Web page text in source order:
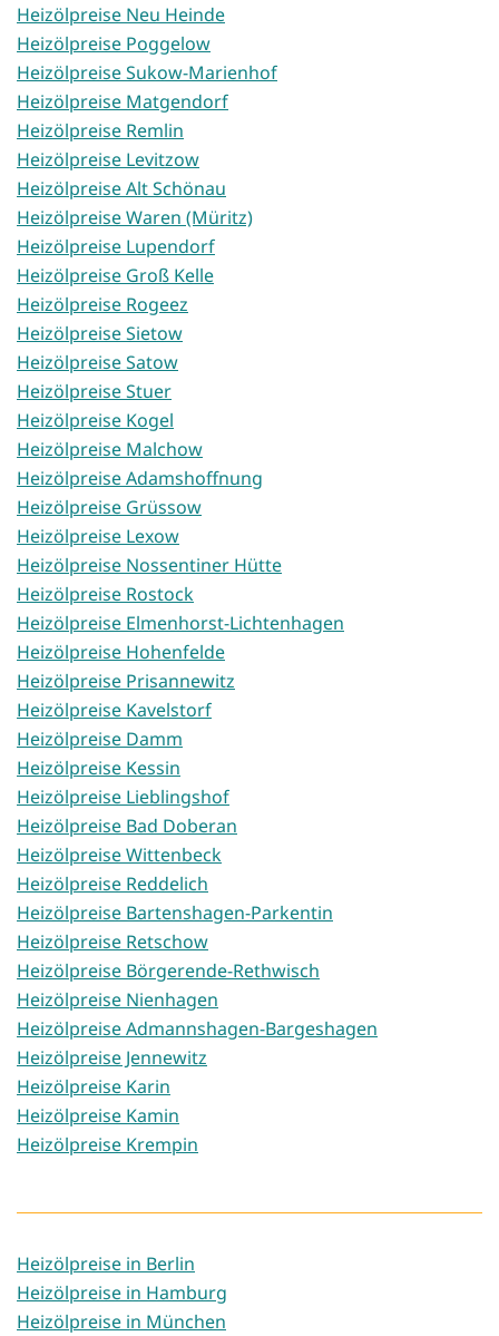
Heizölpreise Neu Heinde
Heizölpreise Poggelow
Heizölpreise Sukow-Marienhof
Heizölpreise Matgendorf
Heizölpreise Remlin
Heizölpreise Levitzow
Heizölpreise Alt Schönau
Heizölpreise Waren (Müritz)
Heizölpreise Lupendorf
Heizölpreise Groß Kelle
Heizölpreise Rogeez
Heizölpreise Sietow
Heizölpreise Satow
Heizölpreise Stuer
Heizölpreise Kogel
Heizölpreise Malchow
Heizölpreise Adamshoffnung
Heizölpreise Grüssow
Heizölpreise Lexow
Heizölpreise Nossentiner Hütte
Heizölpreise Rostock
Heizölpreise Elmenhorst-Lichtenhagen
Heizölpreise Hohenfelde
Heizölpreise Prisannewitz
Heizölpreise Kavelstorf
Heizölpreise Damm
Heizölpreise Kessin
Heizölpreise Lieblingshof
Heizölpreise Bad Doberan
Heizölpreise Wittenbeck
Heizölpreise Reddelich
Heizölpreise Bartenshagen-Parkentin
Heizölpreise Retschow
Heizölpreise Börgerende-Rethwisch
Heizölpreise Nienhagen
Heizölpreise Admannshagen-Bargeshagen
Heizölpreise Jennewitz
Heizölpreise Karin
Heizölpreise Kamin
Heizölpreise Krempin
Heizölpreise in Berlin
Heizölpreise in Hamburg
Heizölpreise in München